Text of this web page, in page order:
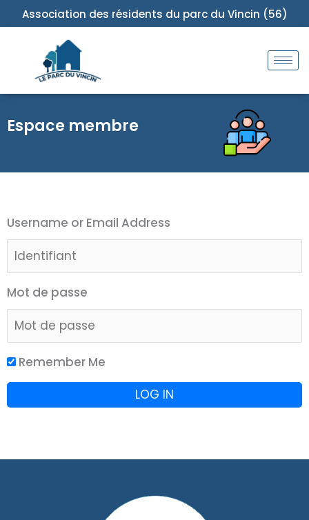
Aller
au
Association des résidents du parc du Vincin (56)
Espace membre
Username or Email Address
Mot de passe
Remember Me